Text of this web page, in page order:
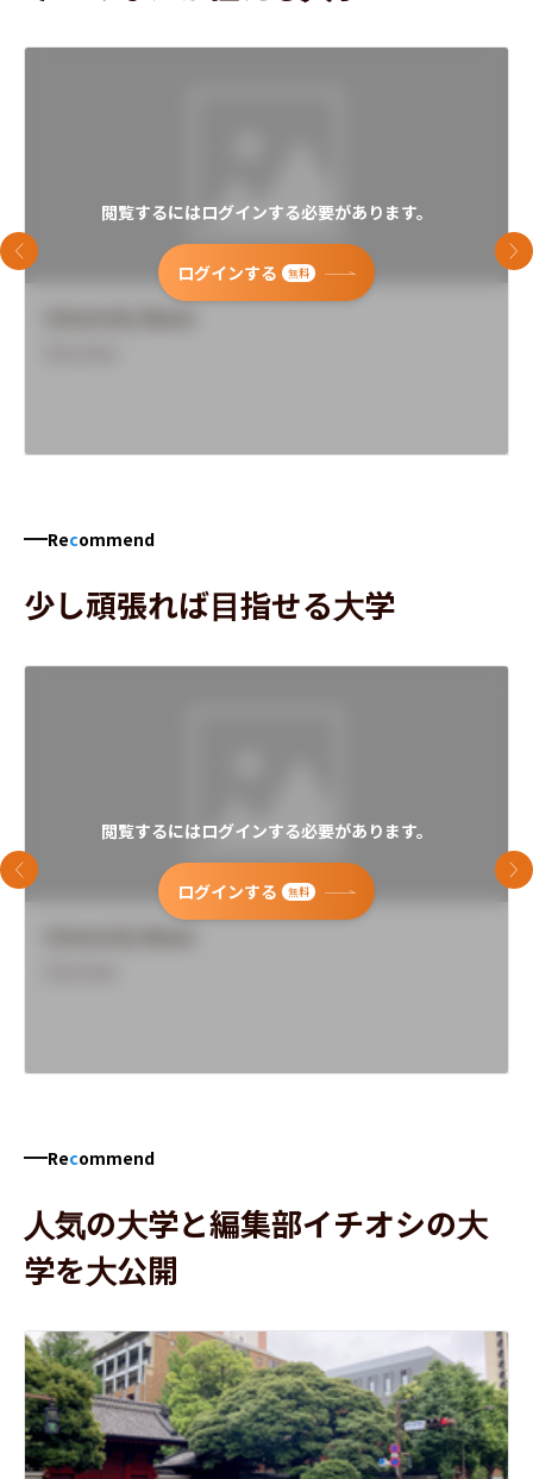
閲覧するにはログインする必要があります。
ログインする 無料
前のスライド 次
Recommend
少し頑張れば目指せる大学
閲覧するにはログインする必要があります。
ログインする 無料
前のスライド 次
Recommend
人気の大学と編集部イチオシの大
学を大公開